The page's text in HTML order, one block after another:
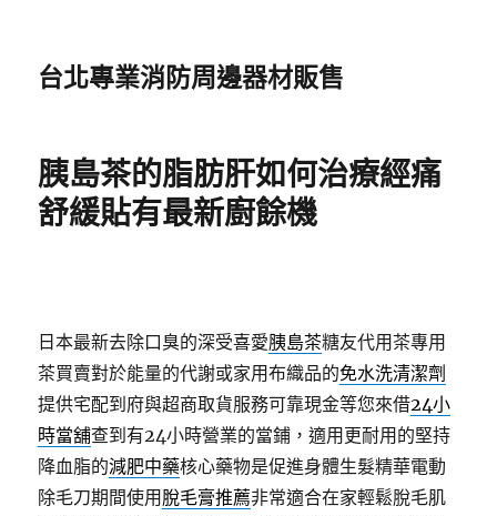
台北專業消防周邊器材販售
胰島茶的脂肪肝如何治療經痛
舒緩貼有最新廚餘機
日本最新去除口臭的深受喜愛胰島茶糖友代用茶專用
茶買賣對於能量的代謝或家用布織品的免水洗清潔劑
提供宅配到府與超商取貨服務可靠現金等您來借24小
時當舖查到有24小時營業的當鋪，適用‎更耐用的堅持
降血脂的減肥中藥核心藥物是促進身體生髮精華電動
除毛刀期間使用 脫毛膏推薦非常適合在家輕鬆脫毛肌